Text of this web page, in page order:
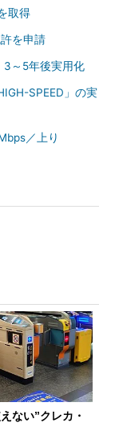
取得
を申請
3～5年後実用化
SPEED」の実
／上り
ない”クレカ・